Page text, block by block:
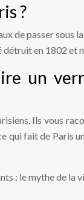
?
passer sous
en 1802 et
un
Ils vous
qui fait de
: le mythe de